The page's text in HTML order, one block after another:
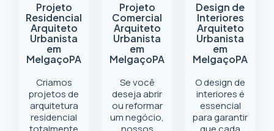
Projeto
Residencial
Arquiteto
Urbanista
em
MelgaçoPA
Criamos
projetos de
arquitetura
residencial
Projeto
Comercial
Arquiteto
Urbanista
em
MelgaçoPA
Se você
deseja abrir
ou reformar
um negócio,
Design de
Interiores
Arquiteto
Urbanista
em
MelgaçoPA
O design de
interiores é
essencial
para garantir